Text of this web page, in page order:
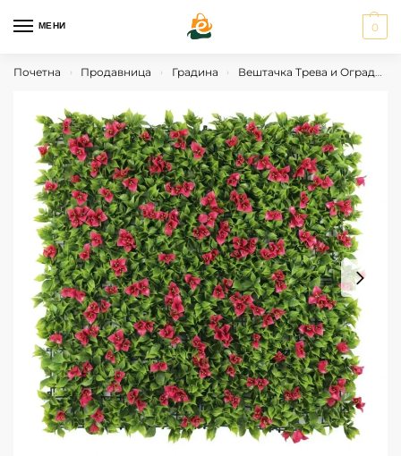
МЕНИ 0
Почетна › Продавница › Градина › Вештачка Трева и Ограда